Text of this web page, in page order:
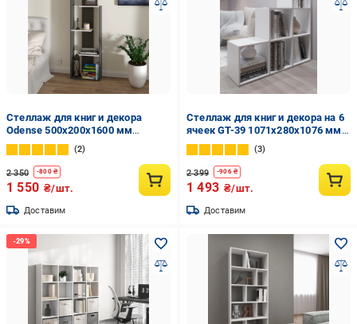
Стеллаж для книг и декора
Odense 500x200x1600 мм
Антрацит/Белый
2
2 350 -800₴
1 550 ₴/шт.
Доставим
Стеллаж для книг и декора на 6
ячеек GT-39 1071х280х1076 мм
Белый (20319964)
3
2 399 -906₴
1 493 ₴/шт.
Доставим